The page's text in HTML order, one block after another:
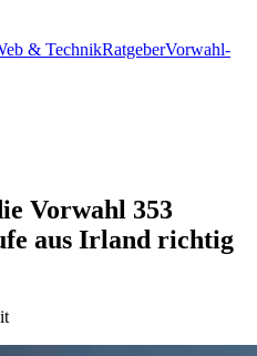
& TechnikRatgeberVorwahl-
Vorwahl 353
aus Irland richtig